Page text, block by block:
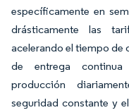
específicamente en
drásticamente las
acelerando el tiempo de
de entrega
producción
seguridad constante y